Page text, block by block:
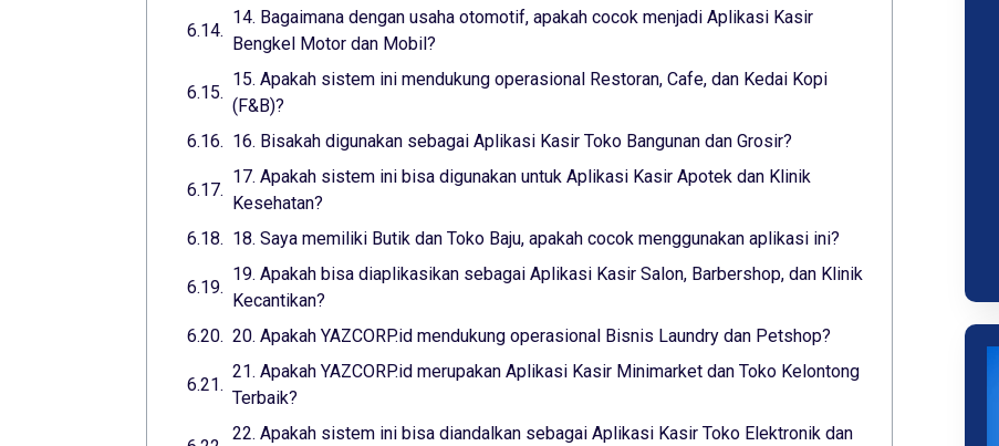
14. Bagaimana dengan usaha otomotif, apakah cocok menjadi Aplikasi Kasir
Bengkel Motor dan Mobil?
15. Apakah sistem ini mendukung operasional Restoran, Cafe, dan Kedai Kopi
(F&B)?
16. Bisakah digunakan sebagai Aplikasi Kasir Toko Bangunan dan Grosir?
17. Apakah sistem ini bisa digunakan untuk Aplikasi Kasir Apotek dan Klinik
Kesehatan?
18. Saya memiliki Butik dan Toko Baju, apakah cocok menggunakan aplikasi ini?
19. Apakah bisa diaplikasikan sebagai Aplikasi Kasir Salon, Barbershop, dan Klinik
Kecantikan?
20. Apakah YAZCORP.id mendukung operasional Bisnis Laundry dan Petshop?
21. Apakah YAZCORP.id merupakan Aplikasi Kasir Minimarket dan Toko Kelontong
Terbaik?
22. Apakah sistem ini bisa diandalkan sebagai Aplikasi Kasir Toko Elektronik dan